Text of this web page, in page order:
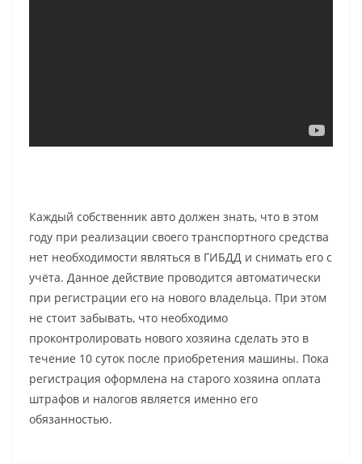
Каждый собственник авто должен знать, что в этом
году при реализации своего транспортного средства
нет необходимости являться в ГИБДД и снимать его с
учёта. Данное действие проводится автоматически
при регистрации его на нового владельца. При этом
не стоит забывать, что необходимо
проконтролировать нового хозяина сделать это в
течение 10 суток после приобретения машины. Пока
регистрация оформлена на старого хозяина оплата
штрафов и налогов является именно его
обязанностью.